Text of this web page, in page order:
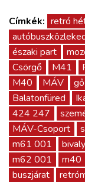
Címkék: retró
északi part
Csörgő
M41
M40
MÁV
Balatonfüred
424 247
MÁV-Csoport
m61 001
bivaly
m62 001
m40
buszjárat